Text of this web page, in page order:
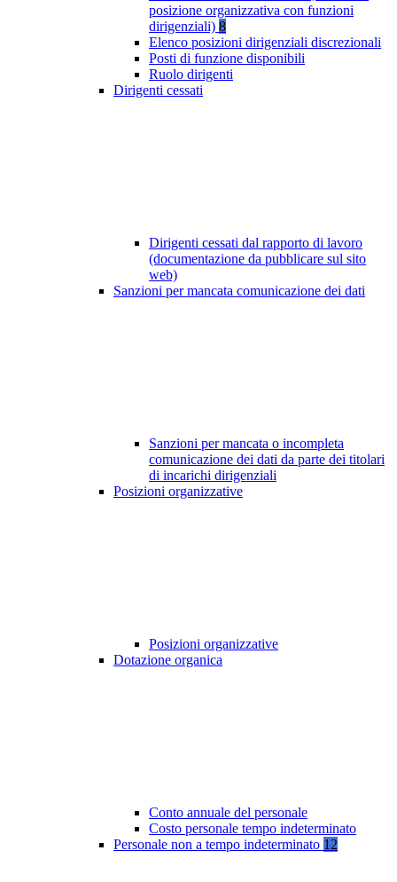
posizione organizzativa con funzioni
dirigenziali) 8
Elenco posizioni dirigenziali discrezionali
Posti di funzione disponibili
Ruolo dirigenti
Dirigenti cessati
Dirigenti cessati dal rapporto di lavoro
(documentazione da pubblicare sul sito
web)
Sanzioni per mancata comunicazione dei dati
Sanzioni per mancata o incompleta
comunicazione dei dati da parte dei titolari
di incarichi dirigenziali
Posizioni organizzative
Posizioni organizzative
Dotazione organica
Conto annuale del personale
Costo personale tempo indeterminato
Personale non a tempo indeterminato 12